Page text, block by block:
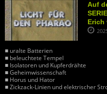
Auf
Erich
■ uralte Batterien
■ beleuchtete Tempel
■ Isolatoren und Kupferdrähte
■ Geheimwissenschaft
■ Horus und Hator
■ Zickzack-Linien und elektrischer